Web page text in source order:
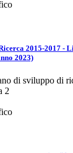
2015-2017 -
2023)
di sviluppo di
2